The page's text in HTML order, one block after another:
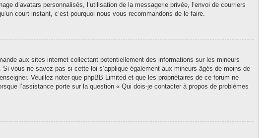
d’avatars personnalisés, l’utilisation de la messagerie privée, l’envoi de courriers
court instant, c’est pourquoi nous vous recommandons de le faire.
aux sites internet collectant potentiellement des informations sur les mineurs
vous ne savez pas si cette loi s’applique également aux mineurs âgés de moins de
Veuillez noter que phpBB Limited et que les propriétaires de ce forum ne
l’assistance porte sur la question « Qui dois-je contacter à propos de problèmes